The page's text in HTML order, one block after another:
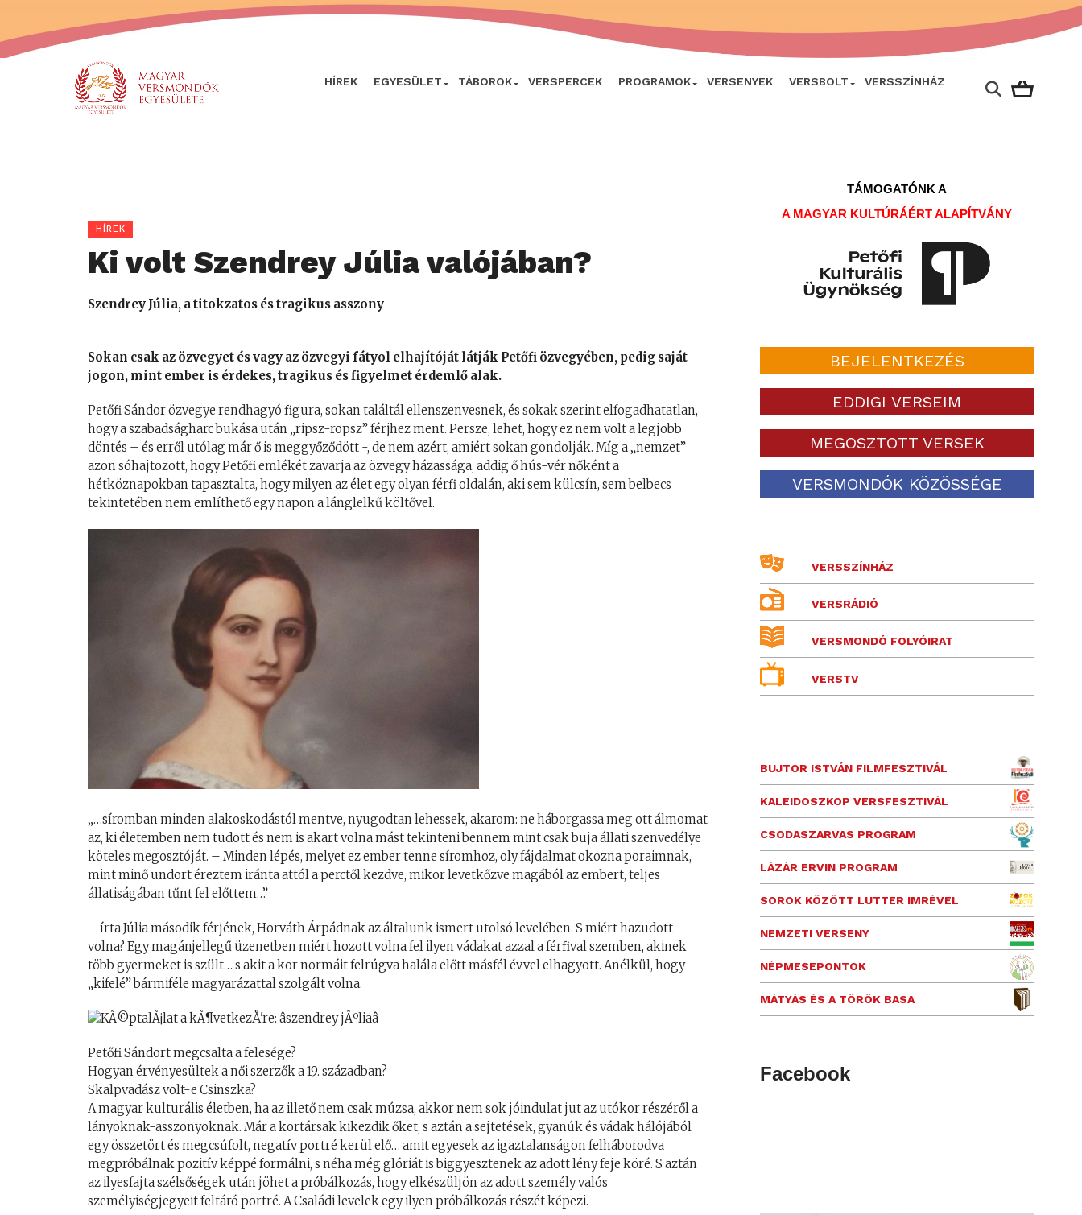
HÍREK EGYESÜLET TÁBOROK VERSPERCEK PROGRAMOK VERSENYEK VERSBOLT VERSSZÍNHÁZ
HÍREK
Ki volt Szendrey Júlia valójában?
Szendrey Júlia, a titokzatos és tragikus asszony
Sokan csak az özvegyet és vagy az özvegyi fátyol elhajítóját látják Petőfi özvegyében, pedig saját
jogon, mint ember is érdekes, tragikus és figyelmet érdemlő alak.
Petőfi Sándor özvegye rendhagyó figura, sokan találtál ellenszenvesnek, és sokak szerint elfogadhatatlan,
hogy a szabadságharc bukása után „ripsz-ropsz” férjhez ment. Persze, lehet, hogy ez nem volt a legjobb
döntés – és erről utólag már ő is meggyőződött -, de nem azért, amiért sokan gondolják. Míg a „nemzet”
azon sóhajtozott, hogy Petőfi emlékét zavarja az özvegy házassága, addig ő hús-vér nőként a
hétköznapokban tapasztalta, hogy milyen az élet egy olyan férfi oldalán, aki sem külcsín, sem belbecs
tekintetében nem említhető egy napon a lánglelkű költővel.
„…síromban minden alakoskodástól mentve, nyugodtan lehessek, akarom: ne háborgassa meg ott álmomat
az, ki életemben nem tudott és nem is akart volna mást tekinteni bennem mint csak buja állati szenvedélye
köteles megosztóját. – Minden lépés, melyet ez ember tenne síromhoz, oly fájdalmat okozna poraimnak,
mint minő undort éreztem iránta attól a perctől kezdve, mikor levetkőzve magából az embert, teljes
állatiságában tűnt fel előttem…”
– írta Júlia második férjének, Horváth Árpádnak az általunk ismert utolsó levelében. S miért hazudott
volna? Egy magánjellegű üzenetben miért hozott volna fel ilyen vádakat azzal a férfival szemben, akinek
több gyermeket is szült… s akit a kor normáit felrúgva halála előtt másfél évvel elhagyott. Anélkül, hogy
„kifelé” bármiféle magyarázattal szolgált volna.
Petőfi Sándort megcsalta a felesége?
Hogyan érvényesültek a női szerzők a 19. században?
Skalpvadász volt-e Csinszka?
A magyar kulturális életben, ha az illető nem csak múzsa, akkor nem sok jóindulat jut az utókor részéről a
lányoknak-asszonyoknak. Már a kortársak kikezdik őket, s aztán a sejtetések, gyanúk és vádak hálójából
egy összetört és megcsúfolt, negatív portré kerül elő… amit egyesek az igaztalanságon felháborodva
megpróbálnak pozitív képpé formálni, s néha még glóriát is biggyesztenek az adott lény feje köré. S aztán
az ilyesfajta szélsőségek után jöhet a próbálkozás, hogy elkészüljön az adott személy valós
személyiségjegyeit feltáró portré. A Családi levelek egy ilyen próbálkozás részét képezi.
TÁMOGATÓNK A
A MAGYAR KULTÚRÁÉRT ALAPÍTVÁNY
BEJELENTKEZÉS
EDDIGI VERSEIM
MEGOSZTOTT VERSEK
VERSMONDÓK KÖZÖSSÉGE
VERSSZÍNHÁZ
VERSRÁDIÓ
VERSMONDÓ FOLYÓIRAT
VERSTV
BUJTOR ISTVÁN FILMFESZTIVÁL
KALEIDOSZKOP VERSFESZTIVÁL
CSODASZARVAS PROGRAM
LÁZÁR ERVIN PROGRAM
SOROK KÖZÖTT LUTTER IMRÉVEL
NEMZETI VERSENY
NÉPMESEPONTOK
MÁTYÁS ÉS A TÖRÖK BASA
Facebook